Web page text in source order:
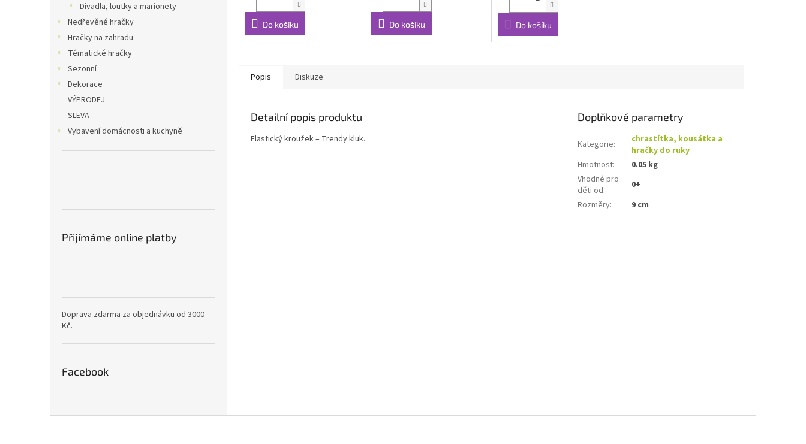
Divadla, loutky a marionety
Nedřevěné hračky
Hračky na zahradu
Tématické hračky
Sezonní
Dekorace
VÝPRODEJ
SLEVA
Vybavení domácnosti a kuchyně
Přijímáme online platby
Doprava zdarma za objednávku od 3000
Kč.
Facebook
Do košíku Do košíku Do košíku
Popis Diskuze
Detailní popis produktu
Elastický kroužek – Trendy kluk.
Doplňkové parametry
Kategorie:
chrastítka, kousátka a
hračky do ruky
Hmotnost:
0.05 kg
Vhodné pro
děti od:
0+
Rozměry: 9 cm